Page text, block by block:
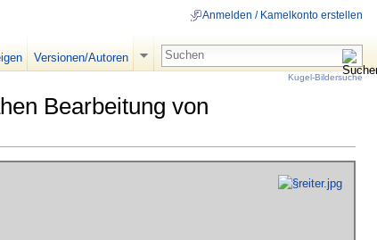
Bearbeitung von
Anmelden / Kamelkonto erstellen
Versionen/Autoren
Kugel-Bildersuche